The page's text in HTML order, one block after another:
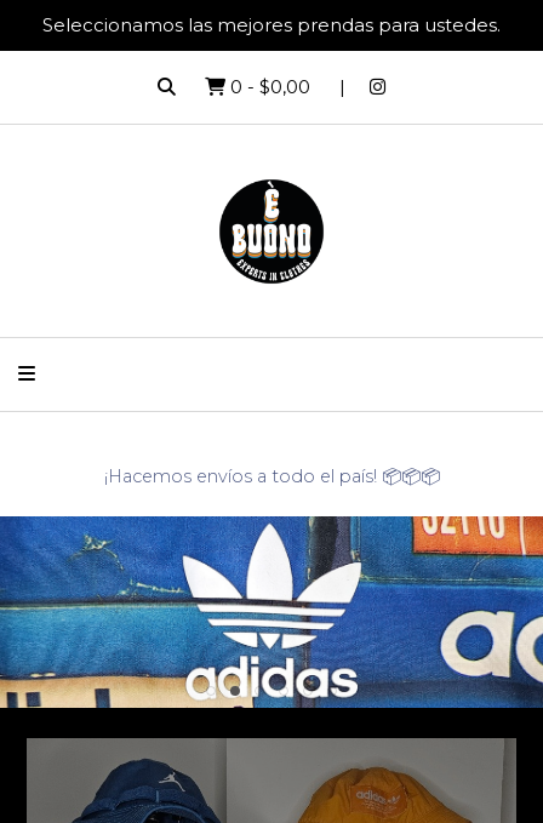
Seleccionamos las mejores prendas para ustedes.
0 - $0,00
¡Hacemos envíos a todo el país! 📦📦📦